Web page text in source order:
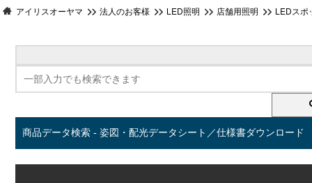
アイリスオーヤマ 法人のお客様 LED照明 店舗用照明 LEDスポ
商品データ検索 - 姿図・配光データシート／仕様書ダウンロード